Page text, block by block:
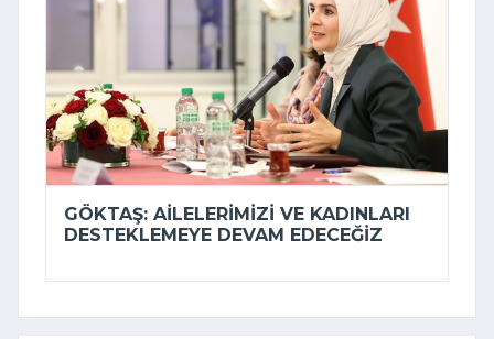
GÖKTAŞ: AILELERIMIZI VE KADINLARI
DESTEKLEMEYE DEVAM EDECEĞIZ